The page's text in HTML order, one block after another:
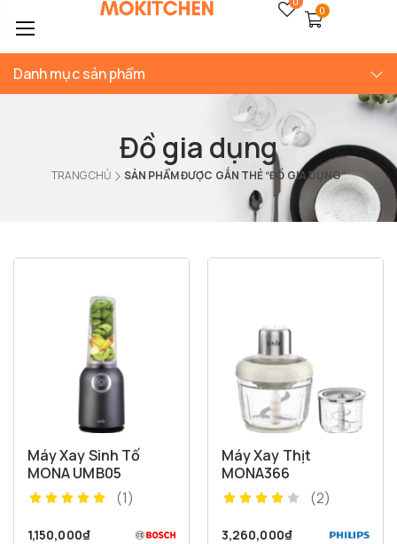
0
Danh mục sản phẩm
Đồ gia dụng
TRANG CHỦ SẢN PHẨM ĐƯỢC GẮN THẺ “ĐỒ GIA DỤNG”
Máy Xay Sinh Tố
MONA UMB05
(1)
1,150,000₫
Máy Xay Thịt
MONA366
(2)
3,260,000₫